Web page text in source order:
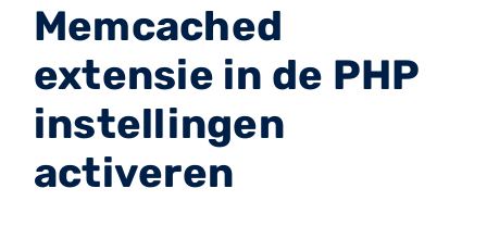
Memcached
extensie in de PHP
instellingen
activeren